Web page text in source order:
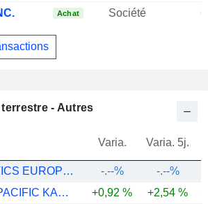
Achat Société
- Autres
Varia. Varia. 5j.
XPO LOGISTICS EUROPE SA -.--%
-.--%
CANADIAN PACIFIC KANSAS CITY LIMITED
+0,92 % +2,54 %